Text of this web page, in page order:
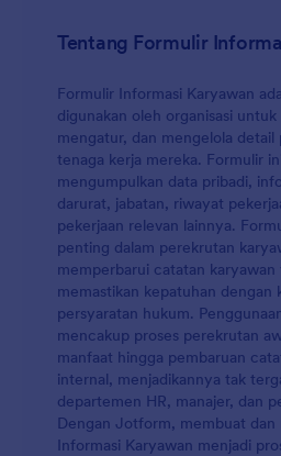
Tentang Formulir
Formulir Informasi Karyawan
digunakan oleh organisasi
mengatur, dan mengelola
tenaga kerja mereka. Formulir
mengumpulkan data pribadi,
darurat, jabatan, riwayat
pekerjaan relevan lainnya.
penting dalam perekrutan
memperbarui catatan karyawan
memastikan kepatuhan dengan
persyaratan hukum.
mencakup proses perekrutan
manfaat hingga pembaruan
internal, menjadikannya tak
departemen HR, manajer, dan
Dengan Jotform, membuat dan
Informasi Karyawan menjadi